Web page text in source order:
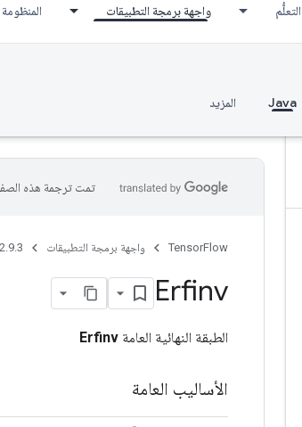
التعلُّم واجهة برمجة التطبيقات المنظومة
Java المزيد
تمت ترجمة هذه
TensorFlow واجهة برمجة التطبيقات
Erfinv
الطبقة النهائية العامة Erfinv
الأساليب العامة